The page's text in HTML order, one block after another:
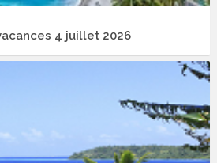
4 juillet 2026